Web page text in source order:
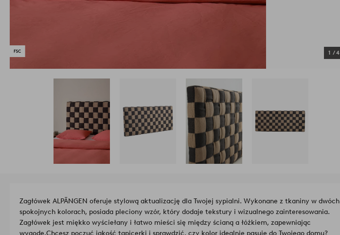
1 /4
Zagłówek ALPÄNGEN oferuje stylową aktualizację dla Twojej sypialni. Wykonane z tkaniny w dwóch
spokojnych kolorach, posiada pleciony wzór, który dodaje tekstury i wizualnego zainteresowania.
Zagłówek jest miękko wyściełany i łatwo mieści się między ścianą a łóżkiem, zapewniając
wygodę.Chcesz poczuć jakość tapicerki i sprawdzić, czy kolor idealnie pasuje do Twojego domu?